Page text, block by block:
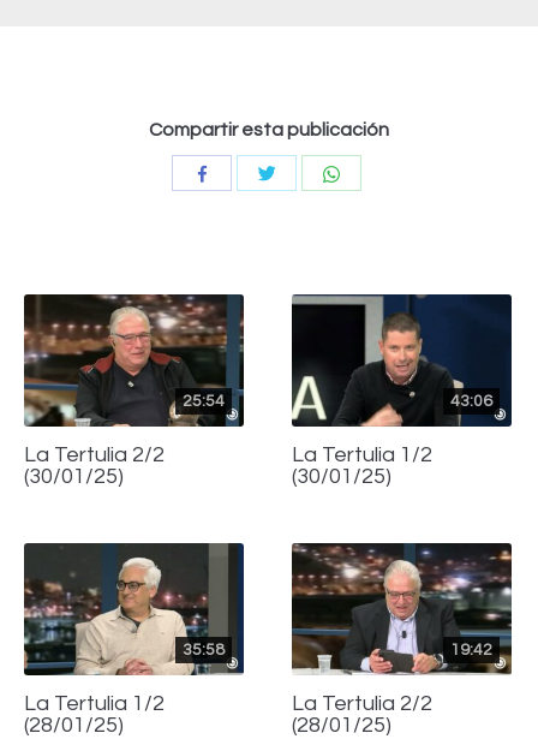
Compartir esta publicación
CompartirCompartir
25:54
La Tertulia 2/2
(30/01/25)
43:06
La Tertulia 1/2
(30/01/25)
35:58
La Tertulia 1/2
(28/01/25)
19:42
La Tertulia 2/2
(28/01/25)